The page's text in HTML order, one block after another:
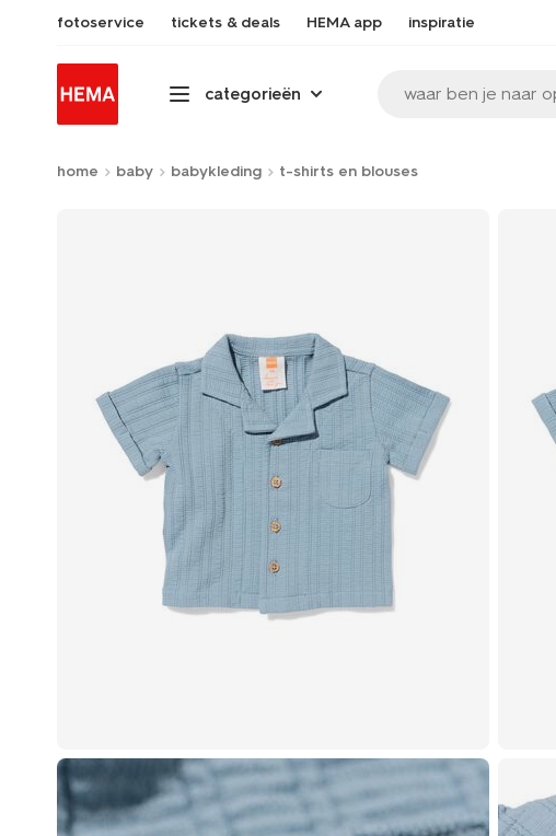
fotoservice tickets & deals HEMA app inspiratie
categorieën waar ben je naar
home baby babykleding t-shirts en blouses